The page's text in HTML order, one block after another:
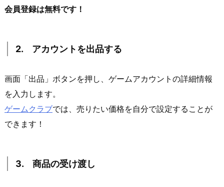
会員登録は無料です！
2. アカウントを出品する
画面「出品」ボタンを押し、ゲームアカウントの詳細情報
を入力します。
ゲームクラブでは、売りたい価格を自分で設定することが
できます！
3. 商品の受け渡し